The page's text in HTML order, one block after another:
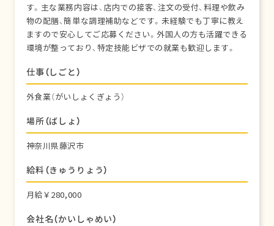
す。主な業務内容は、店内での接客、注文の受付、料理や飲み
物の配膳、簡単な調理補助などです。未経験でも丁寧に教え
ますので安心してご応募ください。外国人の方も活躍できる
環境が整っており、特定技能ビザでの就業も歓迎します。
仕事（しごと）
外食業（がいしょくぎょう）
場所（ばしょ）
神奈川県藤沢市
給料（きゅうりょう）
月給￥280,000
会社名（かいしゃめい）